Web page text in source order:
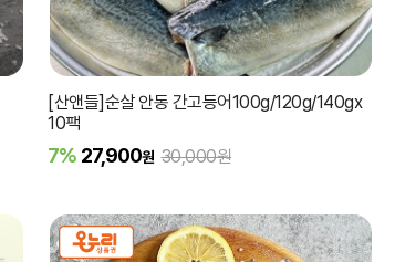
[산앤들]순살 안동 간고등어100g/120g/140gx
10팩
7% 27,900원 30,000원